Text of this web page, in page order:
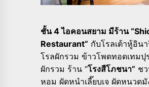
ชั้น 4 ไอคอนสยาม มีร้าน
Restaurant” กับโรลเต้าหู้อิน
โรลผักรวม ข้าวโพดทอดเทมปุ
ผักรวม ร้าน “โรงสีโภชนา” ช
หอม ผัดหนำเลี๊ยบเจ ผัดหนวด